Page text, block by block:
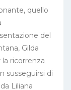
quello
del
Gilda
ricorrenza
susseguirsi di
Liliana